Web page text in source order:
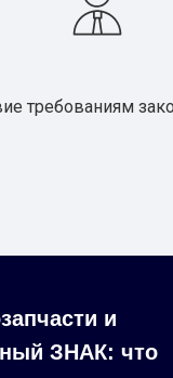
требованиям
и
ЗНАК: что